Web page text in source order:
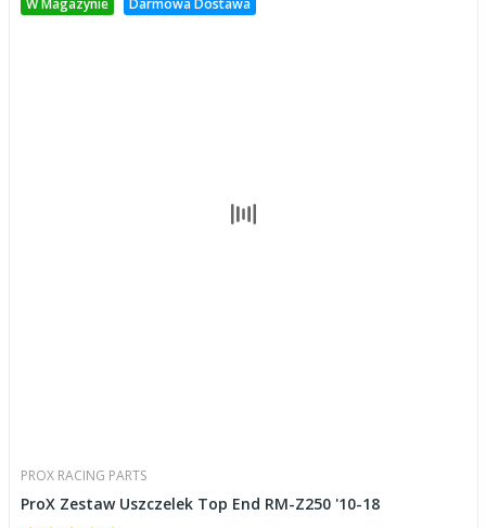
W Magazynie Darmowa Dostawa
PROX RACING PARTS
ProX Zestaw Uszczelek Top End RM-Z250 '10-18